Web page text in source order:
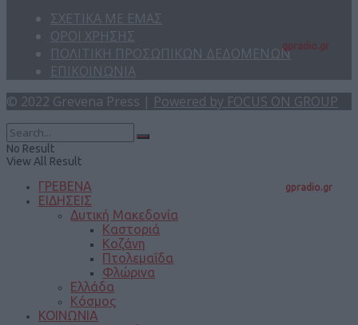
gpradio.gr
ΣΧΕΤΙΚΑ ΜΕ ΕΜΑΣ
ΟΡΟΙ ΧΡΗΣΗΣ
ΠΟΛΙΤΙΚΗ ΠΡΟΣΩΠΙΚΩΝ ΔΕΔΟΜΕΝΩΝ
ΕΠΙΚΟΙΝΩΝΙΑ
© 2022 Grevena Press | Powered by FOCUS ON GROUP
No Result
View All Result
ΓΡΕΒΕΝΑ
ΕΙΔΗΣΕΙΣ
Δυτική Μακεδονία
Καστοριά
Κοζάνη
Πτολεμαΐδα
Φλώρινα
Ελλάδα
Κόσμος
ΚΟΙΝΩΝΙΑ
gpradio.gr